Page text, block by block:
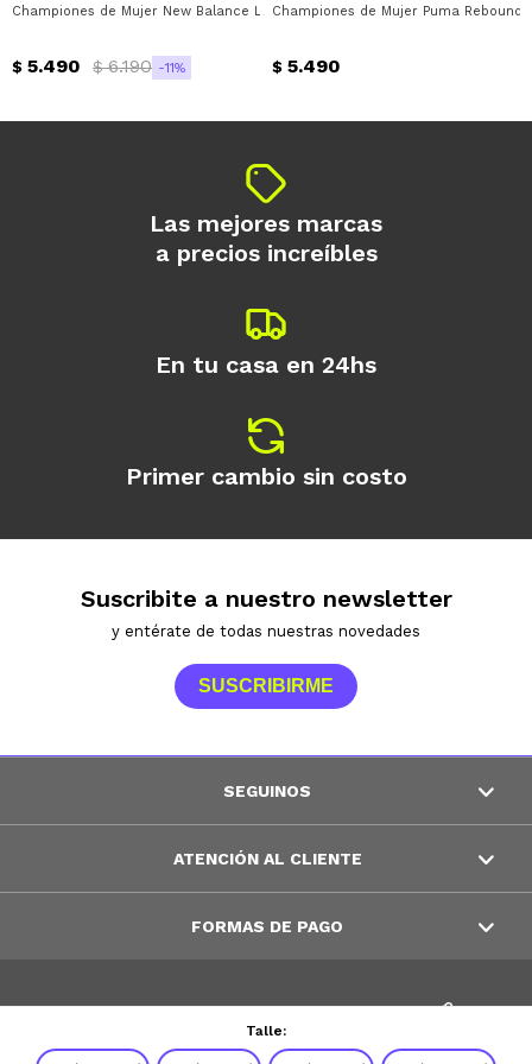
Talle:
Championes de Mujer New Balance Life Style Wns New Balance - Rosa -
$ 5.490 $ 6.190 11
Championes de Mujer Puma
$ 5.490
Las mejores marcas
a precios increíbles
En tu casa en 24hs
Primer cambio sin costo
Suscribite a nuestro newsletter
y entérate de todas nuestras novedades
SUSCRIBIRME
SEGUINOS
ATENCIÓN AL CLIENTE
FORMAS DE PAGO
Día Mes Año
Continuar